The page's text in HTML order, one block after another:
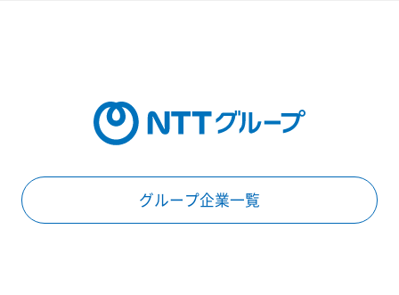
グループ企業一覧